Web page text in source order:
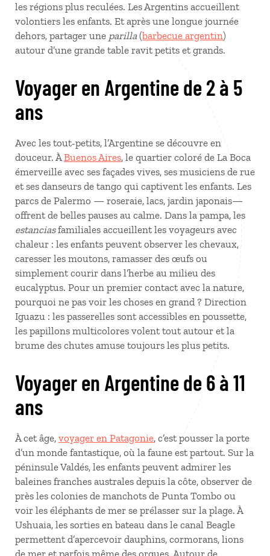
les régions plus reculées. Les Argentins accueillent
volontiers les enfants. Et après une longue journée
dehors, partager une parilla (barbecue argentin)
autour d’une grande table ravit petits et grands.
Voyager en Argentine de 2 à 5
ans
Avec les tout‑petits, l’Argentine se découvre en
douceur. ÀBuenos Aires, le quartier coloré de La Boca
émerveille avec ses façades vives, ses musiciens de rue
et ses danseurs de tango qui captivent les enfants. Les
parcs de Palermo — roseraie, lacs, jardin japonais—
offrent de belles pauses au calme. Dans la pampa, les
estanciasfamiliales accueillent les voyageurs avec
chaleur : les enfants peuvent observer les chevaux,
caresser les moutons, ramasser des œufs ou
simplement courir dans l’herbe au milieu des
eucalyptus. Pour un premier contact avec la nature,
pourquoi ne pas voir les choses en grand ? Direction
Iguazu : les passerelles sont accessibles en poussette,
les papillons multicolores volent tout autour et la
brume des chutes amuse toujours les plus petits.
Voyager en Argentine de 6 à 11
ans
À cet âge, voyager en Patagonie, c’est pousser la porte
d’un monde fantastique, où la faune est partout. Sur la
péninsule Valdés, les enfants peuvent admirer les
baleines franches australes depuis la côte, observer de
près les colonies de manchots de Punta Tombo ou
voir les éléphants de mer se prélasser sur la plage. À
Ushuaia, les sorties en bateau dans le canal Beagle
permettent d’apercevoir dauphins, cormorans, lions
de mer et parfois même des orques. Autour de